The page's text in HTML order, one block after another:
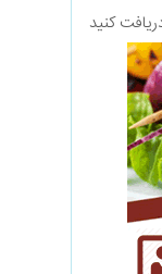
کنید